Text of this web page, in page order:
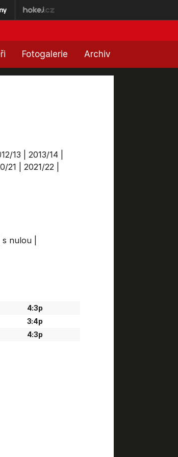
Fotogalerie Archiv
13 2013/14
21 2021/22|
s nulou|
4:3p
3:4p
4:3p